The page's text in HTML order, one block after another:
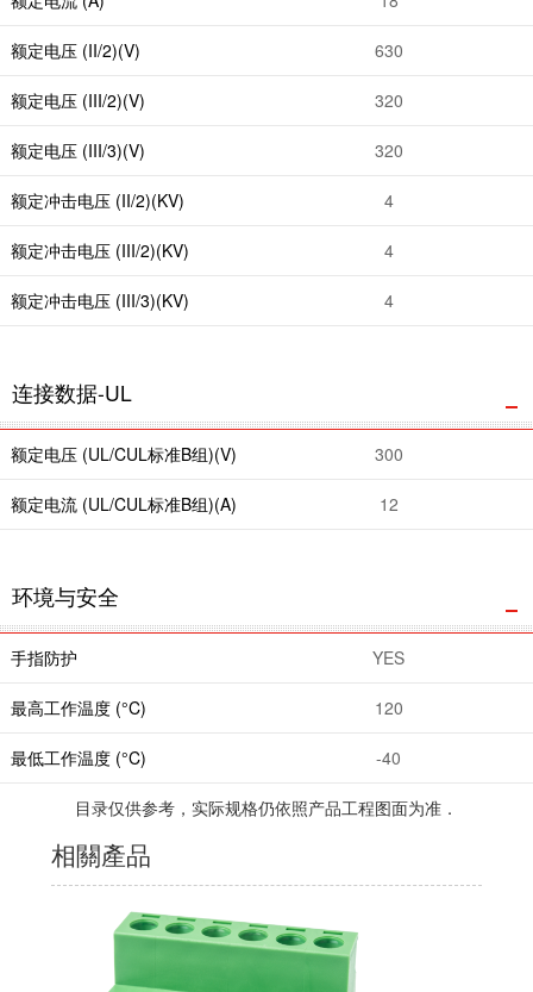
额定电压 (II/2)(V) 630
额定电压 (III/2)(V) 320
额定电压 (III/3)(V) 320
额定冲击电压 (II/2)(KV) 4
额定冲击电压 (III/2)(KV) 4
额定冲击电压 (III/3)(KV) 4
连接数据-UL
额定电压 (UL/CUL标准B组)(V) 300
额定电流 (UL/CUL标准B组)(A) 12
环境与安全
手指防护 YES
最高工作温度 (°C) 120
最低工作温度 (°C) -40
目录仅供参考，实际规格仍依照产品工程图面为准．
相關產品